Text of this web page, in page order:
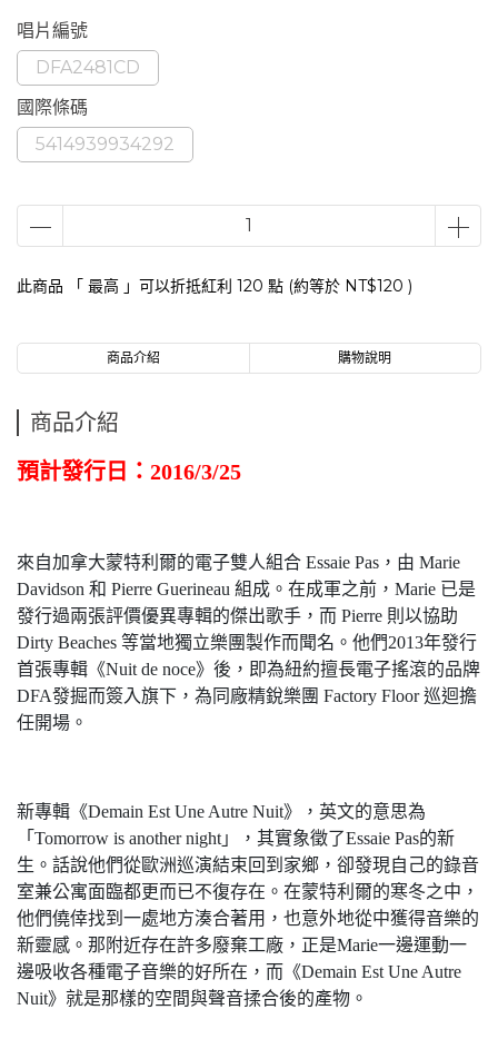
唱片編號
DFA2481CD
國際條碼
5414939934292
此商品 「 最高 」可以折抵紅利 120 點 (約等於 NT$120 )
商品介紹 購物說明
商品介紹
預計發行日：2016/3/25
來自加拿大蒙特利爾的電子雙人組合 Essaie Pas，由 Marie
Davidson 和 Pierre Guerineau 組成。在成軍之前，Marie 已是
發行過兩張評價優異專輯的傑出歌手，而 Pierre 則以協助
Dirty Beaches 等當地獨立樂團製作而聞名。他們2013年發行
首張專輯《Nuit de noce》後，即為紐約擅長電子搖滾的品牌
DFA發掘而簽入旗下，為同廠精銳樂團 Factory Floor 巡迴擔
任開場。
新專輯《Demain Est Une Autre Nuit》，英文的意思為
「Tomorrow is another night」，其實象徵了Essaie Pas的新
生。話說他們從歐洲巡演結束回到家鄉，卻發現自己的錄音
室兼公寓面臨都更而已不復存在。在蒙特利爾的寒冬之中，
他們僥倖找到一處地方湊合著用，也意外地從中獲得音樂的
新靈感。那附近存在許多廢棄工廠，正是Marie一邊運動一
邊吸收各種電子音樂的好所在，而《Demain Est Une Autre
Nuit》就是那樣的空間與聲音揉合後的產物。